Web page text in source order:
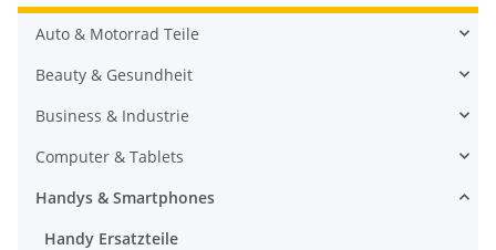
Auto & Motorrad Teile
Beauty & Gesundheit
Business & Industrie
Computer & Tablets
Handys & Smartphones
Handy Ersatzteile